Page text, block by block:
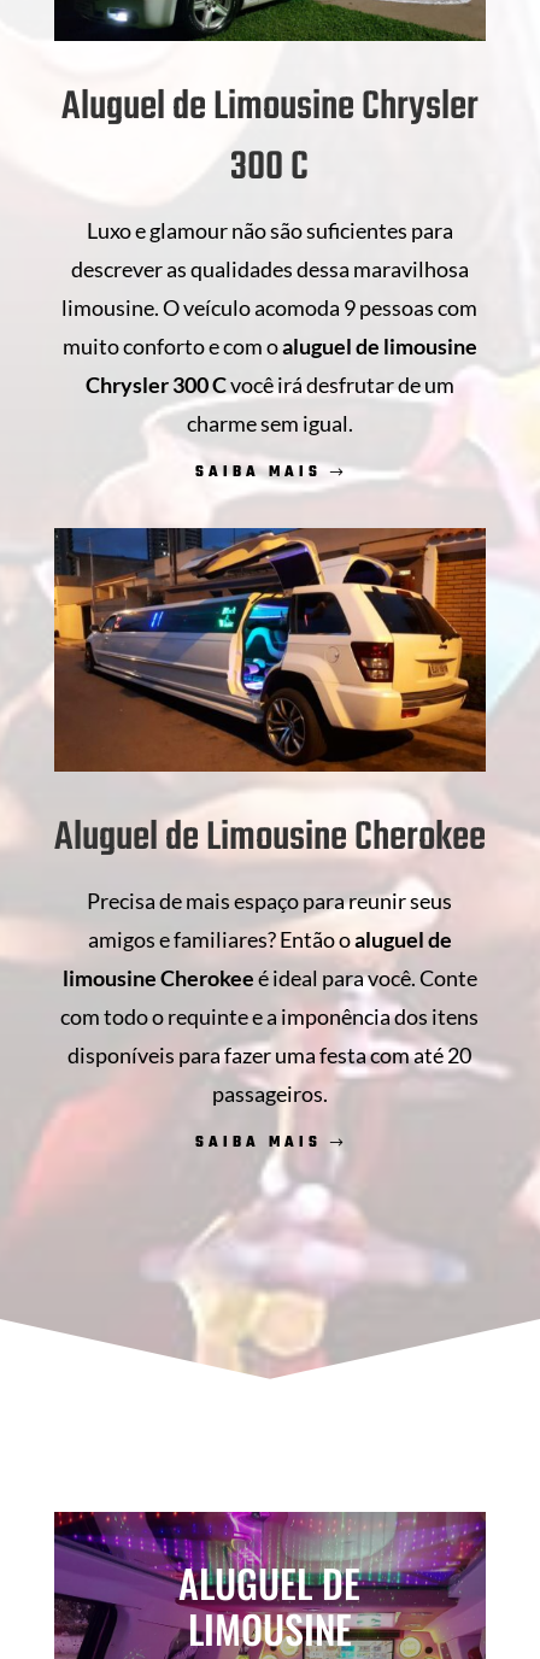
Aluguel de Limousine Chrysler
300 C
Luxo e glamour não são suficientes para
descrever as qualidades dessa maravilhosa
limousine. O veículo acomoda 9 pessoas com
muito conforto e com oaluguel de limousine
Chrysler 300 Cvocê irá desfrutar de um
charme sem igual.
SAIBA MAIS
Aluguel de Limousine Cherokee
Precisa de mais espaço para reunir seus
amigos e familiares? Então oaluguel de
limousine Cherokeeé ideal para você. Conte
com todo o requinte e a imponência dos itens
disponíveis para fazer uma festa com até 20
passageiros.
SAIBA MAIS
ALUGUEL DE
LIMOUSINE